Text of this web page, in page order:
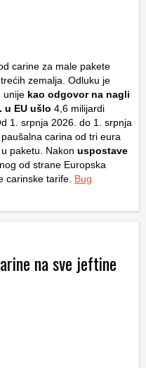
carine za male pakete
zemalja. Odluku je
unije kao odgovor na nagli
u EU ušlo 4,6 milijardi
1. srpnja 2026. do 1. srpnja
carina od tri eura
paketu. Nakon uspostave
od strane Europska
carinske tarife. Bug
na sve jeftine